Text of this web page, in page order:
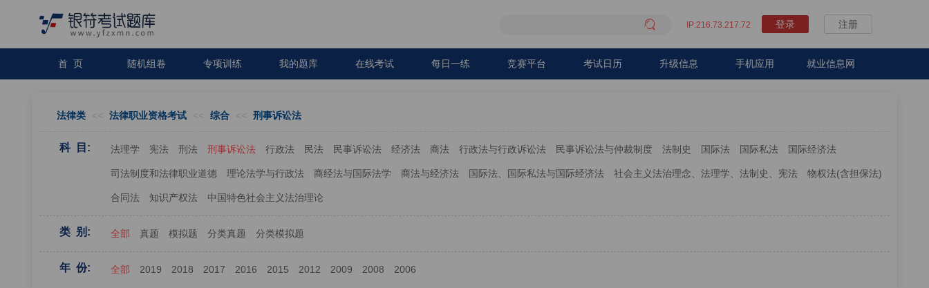
IP:216.73.217.72 登录 注册

首 页 随机组卷 专项训练 我的题库 在线考试 每日一练 竞赛平台 考试日历 升级信息 手机应用 就业信息网
法律类 << 法律职业资格考试 << 综合 << 刑事诉讼法
科 目: 法理学 宪法 刑法 刑事诉讼法 行政法 民法 民事诉讼法 经济法 商法 行政法与行政诉讼法 民事诉讼法与仲裁制度 法制史 国际法 国际私法 国际经济法
司法制度和法律职业道德 理论法学与行政法 商经法与国际法学 商法与经济法 国际法、国际私法与国际经济法 社会主义法治理念、法理学、法制史、宪法 物权法(含担保法)
合同法 知识产权法 中国特色社会主义法治理论
类 别: 全部 真题 模拟题 分类真题 分类模拟题
年 份: 全部 2019 2018 2017 2016 2015 2012 2009 2008 2006